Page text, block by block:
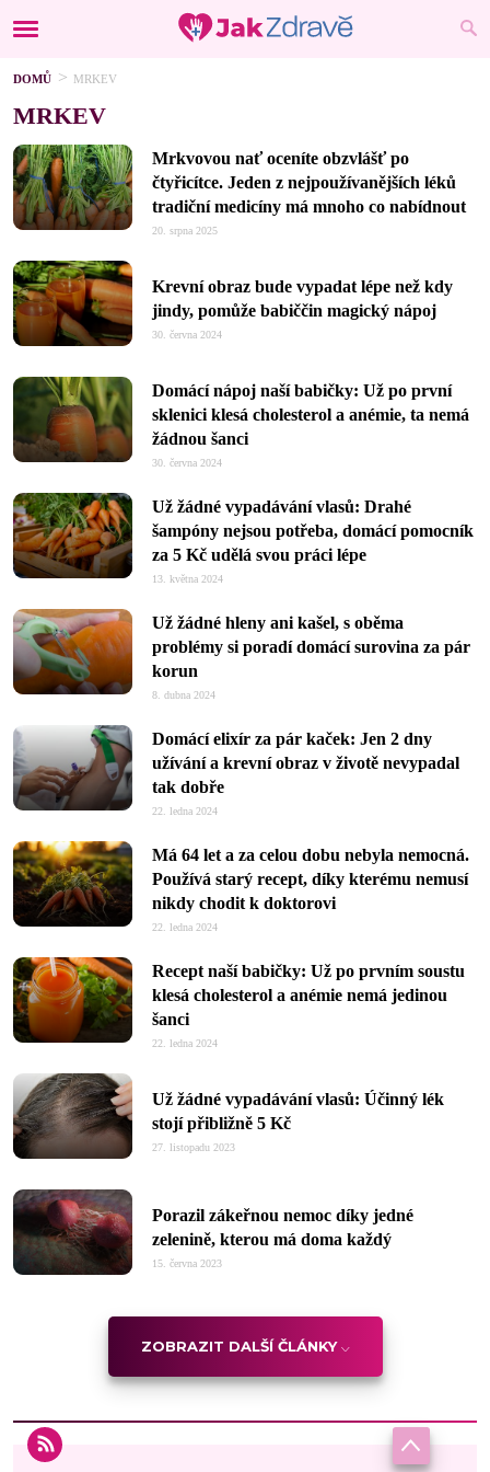
DOMŮ MRKEV
MRKEV
Mrkvovou nať oceníte obzvlášť po
čtyřicítce. Jeden z nejpoužívanějších léků
tradiční medicíny má mnoho co nabídnout
20. srpna 2025
Krevní obraz bude vypadat lépe než kdy
jindy, pomůže babiččin magický nápoj
30. června 2024
Domácí nápoj naší babičky: Už po první
sklenici klesá cholesterol a anémie, ta nemá
žádnou šanci
30. června 2024
Už žádné vypadávání vlasů: Drahé
šampóny nejsou potřeba, domácí pomocník
za 5 Kč udělá svou práci lépe
13. května 2024
Už žádné hleny ani kašel, s oběma
problémy si poradí domácí surovina za pár
korun
8. dubna 2024
Domácí elixír za pár kaček: Jen 2 dny
užívání a krevní obraz v životě nevypadal
tak dobře
22. ledna 2024
Má 64 let a za celou dobu nebyla nemocná.
Používá starý recept, díky kterému nemusí
nikdy chodit k doktorovi
22. ledna 2024
Recept naší babičky: Už po prvním soustu
klesá cholesterol a anémie nemá jedinou
šanci
22. ledna 2024
Už žádné vypadávání vlasů: Účinný lék
stojí přibližně 5 Kč
27. listopadu 2023
Porazil zákeřnou nemoc díky jedné
zelenině, kterou má doma každý
15. června 2023
ZOBRAZIT DALŠÍ ČLÁNKY